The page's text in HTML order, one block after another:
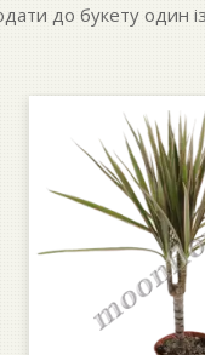
до букету один із